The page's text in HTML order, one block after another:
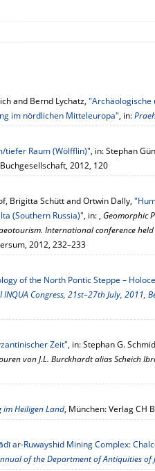
and Bernd Lychatz, "Archäologische
im nördlichen Mitteleuropa", in:
tiefer Raum (Wölfflin)", in: Stephan
2012, 120
Brigitta Schütt and Ortwin Dally,
(Southern Russia)", in: , Geomorphic
International conference
2012, 232–233
of the North Pontic Steppe –
INQUA Congress, 21st–27th July,
Zeit", in: Stephan G.
von J.L. Burckhardt alias Scheich
im Heiligen Land, München: Verlag CH
ar-Ruwayshid Mining Complex:
of the Department of Antiquities of